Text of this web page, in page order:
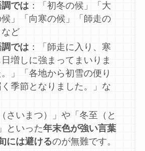
では ：「初冬の候」「大
」「向寒の候」「師走の
ど
調では ：「師走に入り、寒
日増しに強まってまいりま
。」「各地から初雪の便り
季節となりました。」な
さいまつ）」や「冬至（と
といった年末色が強い言葉
には避けるのが無難です。